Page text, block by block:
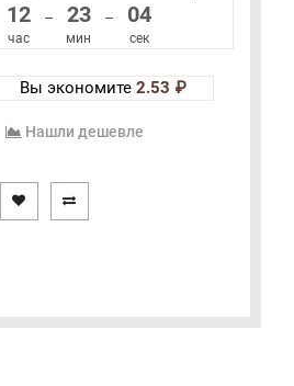
12
час
– 23
мин
– 04
сек
Вы экономите 2.53 ₽
Нашли дешевле